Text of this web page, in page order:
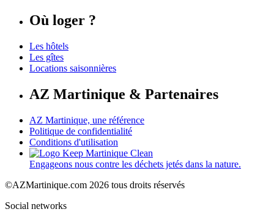
Où loger ?
Les hôtels
Les gîtes
Locations saisonnières
AZ Martinique & Partenaires
AZ Martinique, une référence
Politique de confidentialité
Conditions d'utilisation
Engageons nous contre les déchets jetés dans la nature.
©AZMartinique.com 2026 tous droits réservés
Social networks